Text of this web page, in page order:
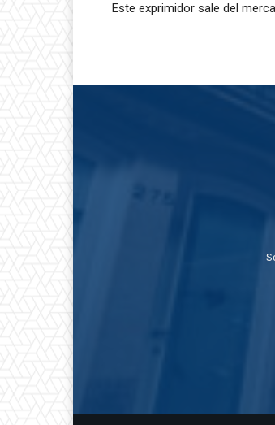
Este exprimidor sale del